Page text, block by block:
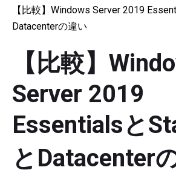
【比較】Windows Server 2019
Datacenterの違い
【比較】
Server 2019
Essentialsと
とDatacenter